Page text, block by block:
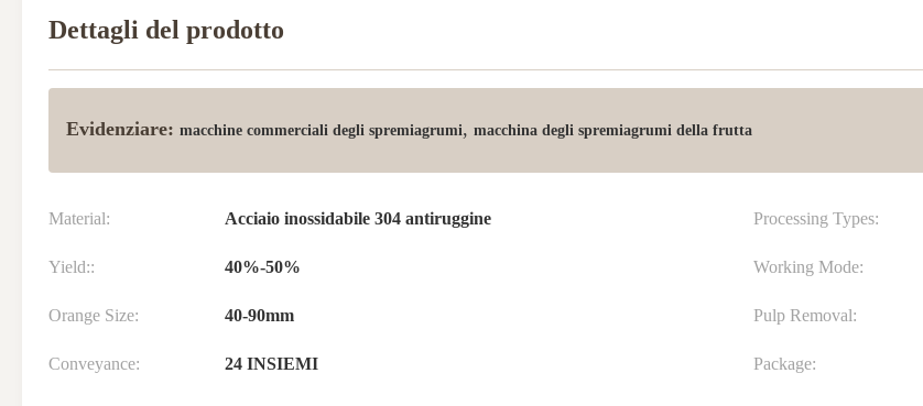
Dettagli del prodotto
Evidenziare: macchine commerciali degli spremiagrumi, macchina degli spremiagrumi della frutta
Material: Acciaio inossidabile 304 antiruggine Processing Types:
Yield:: 40%-50% Working Mode:
Orange Size: 40-90mm Pulp Removal:
Conveyance: 24 INSIEMI Package: